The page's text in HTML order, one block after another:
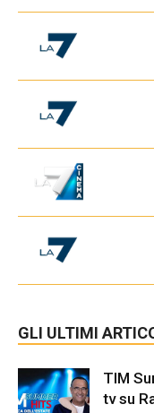
GLI ULTIMI
TIM
tv su